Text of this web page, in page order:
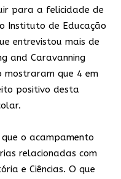
para a felicidade de
Instituto de Educação
entrevistou mais de
and Caravanning
mostraram que 4 em
positivo desta
o acampamento
relacionadas com
e Ciências. O que